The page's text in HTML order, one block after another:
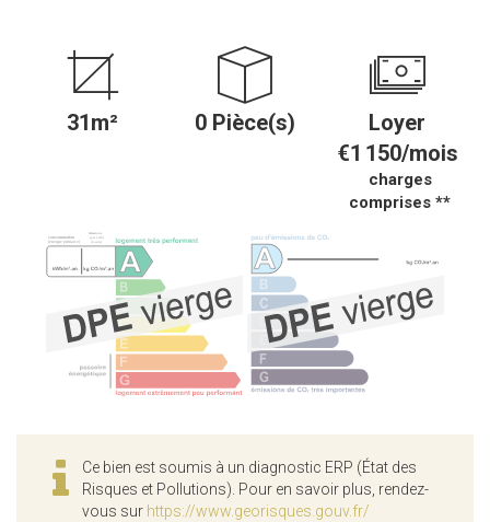
31m² 0 Pièce(s)
Loyer
€1 150/mois
charges
comprises **
Ce bien est soumis à un diagnostic ERP (État des
Risques et Pollutions). Pour en savoir plus, rendez-
vous sur https://www.georisques.gouv.fr/